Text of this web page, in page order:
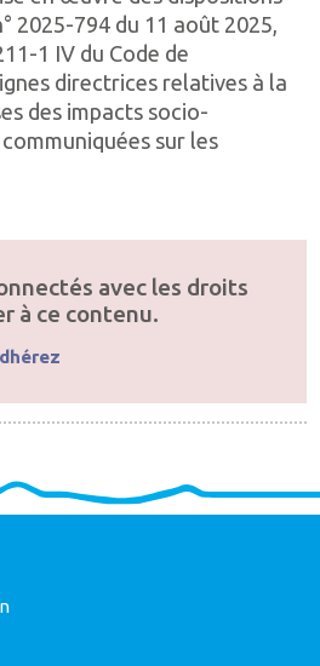
2025-794 du 11 août 2025,
1 IV du Code de
directrices relatives à la
des impacts socio-
sur les
avec les droits
à ce contenu.